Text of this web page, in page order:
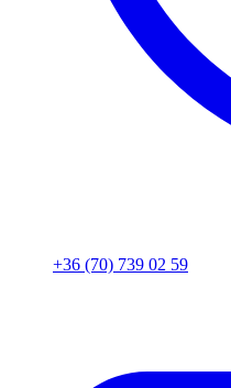
+36 (70) 739 02 59